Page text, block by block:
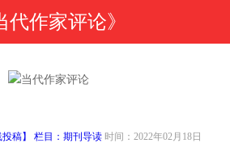
代作家评论》
投稿】 栏目： 期刊导读 时间：2022年02月18日